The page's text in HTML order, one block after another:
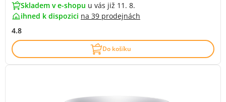
Skladem v e-shopu u vás již 11. 8.
ihned k dispozici na 39 prodejnách
4.8
Do košíku